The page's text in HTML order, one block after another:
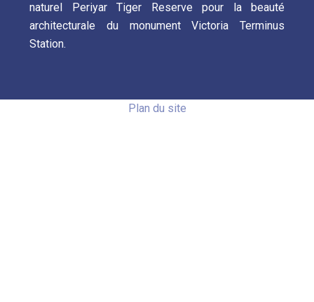
naturel Periyar Tiger Reserve pour la beauté
architecturale du monument Victoria Terminus
Station.
Plan du site